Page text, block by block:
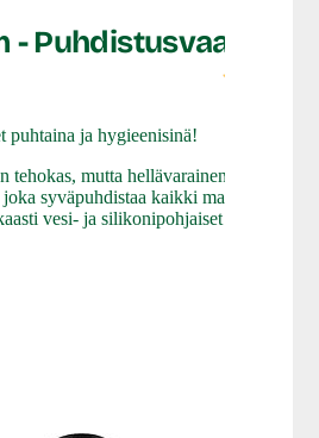
- Puhdistusvaahto,
puhtaina ja hygieenisinä!
tehokas, mutta hellävarainen
syväpuhdistaa kaikki materiaalit.
vesi- ja silikonipohjaiset